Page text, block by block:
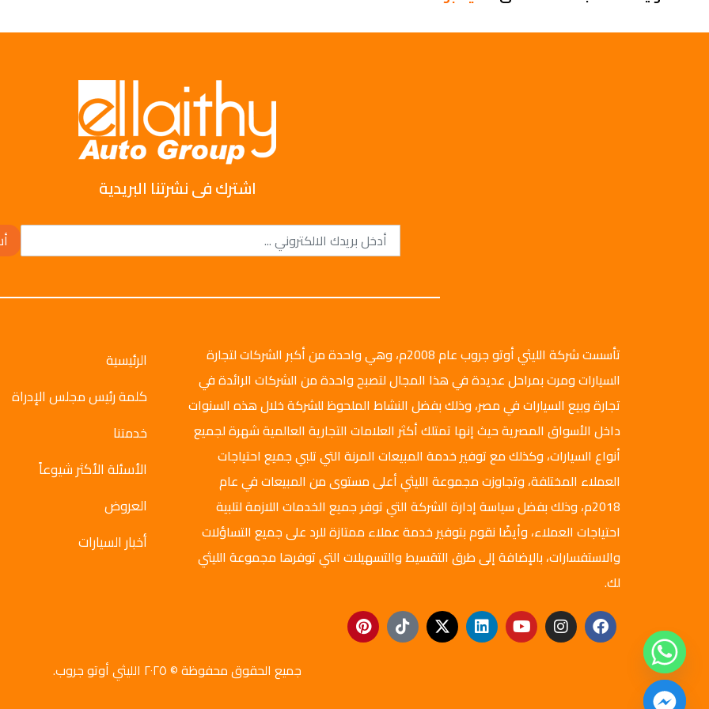
اشترك فى نشرتنا البريدية
تأسست شركة الليثي أوتو جروب عام 2008م، وهي واحدة من أكبر الشركات لتجارة
السيارات ومرت بمراحل عديدة في هذا المجال لتصبح واحدة من الشركات الرائدة في
تجارة وبيع السيارات في مصر، وذلك بفضل النشاط الملحوظ للشركة خلال هذه السنوات
داخل الأسواق المصرية حيث إنها تمتلك أكثر العلامات التجارية العالمية شهرة لجميع
أنواع السيارات، وكذلك مع توفير خدمة المبيعات المرنة التي تلبي جميع احتياجات
العملاء المختلفة، وتجاوزت مجموعة الليثي أعلى مستوى من المبيعات في عام
2018م، وذلك بفضل سياسة إدارة الشركة التي توفر جميع الخدمات اللازمة لتلبية
احتياجات العملاء، وأيضًا نقوم بتوفير خدمة عملاء ممتازة للرد على جميع التساؤلات
والاستفسارات، بالإضافة إلى طرق التقسيط والتسهيلات التي توفرها مجموعة الليثي
لك.
الرئيسية
كلمة رئيس مجلس الإدراة
خدمتنا
الأسئلة الأكثر شيوعاً
العروض
أخبار السيارات
جميع الحقوق محفوظة © ٢٠٢٥ الليثي أوتو جروب.